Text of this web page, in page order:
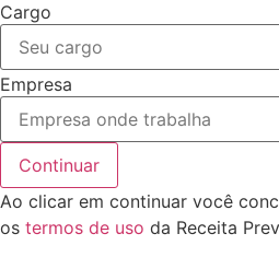
Cargo
Empresa
Continuar
Ao clicar em continuar você
os termos de uso da Receita